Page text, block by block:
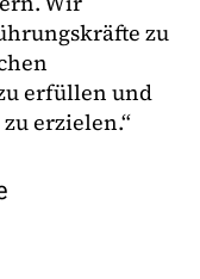
zu
erfüllen und
erzielen.“